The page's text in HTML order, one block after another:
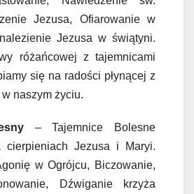
Jezusa, Ofiarowanie w
Jezusa w świątyni.
różańcowej z tajemnicami
się na radości płynącej z
naszym życiu.
– Tajemnice Bolesne
Jezusa i Maryi.
w Ogrójcu, Biczowanie,
Dźwiganie krzyża